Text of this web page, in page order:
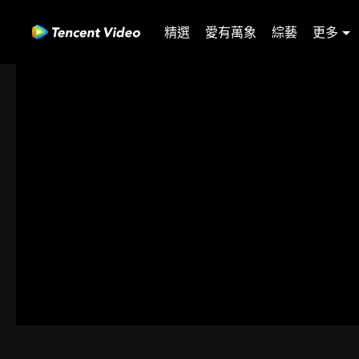
精選 愛有萬象 綜藝 更多